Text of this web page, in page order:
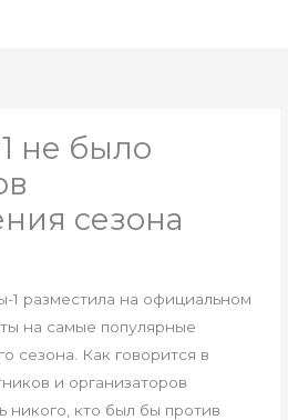
не было
сезона
разместила на официальном
на самые популярные
сезона. Как говорится в
и организаторов
никого, кто был бы против